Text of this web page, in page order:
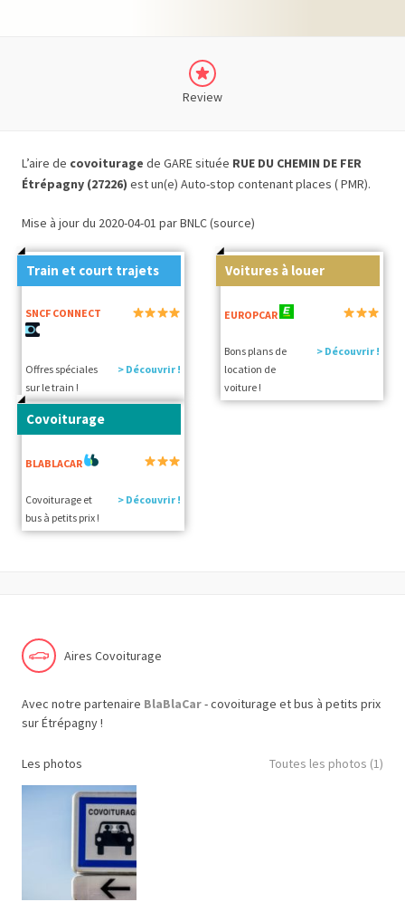
Review
L’aire de covoiturage de GARE située RUE DU CHEMIN DE FER
Étrépagny (27226) est un(e) Auto-stop contenant places ( PMR).
Mise à jour du 2020-04-01 par BNLC (source)
Train et court trajets
SNCF CONNECT
Offres spéciales
sur le train !
> Découvrir !
Voitures à louer
EUROPCAR
Bons plans de
location de
voiture !
> Découvrir !
Covoiturage
BLABLACAR
Covoiturage et
bus à petits prix !
> Découvrir !
Aires Covoiturage
Avec notre partenaire BlaBlaCar- covoiturage et bus à petits prix
sur Étrépagny !
Les photos Toutes les photos (1)